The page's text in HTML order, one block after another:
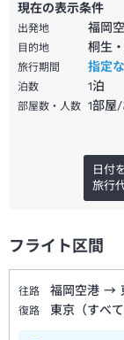
現在の表示条件
出発地 福岡
目的地 桐生
旅行期間 指定
泊数 1泊
部屋数・人数 1部屋
日付
旅行
フライト区間
往路 福岡空港 →
復路 東京（すべて